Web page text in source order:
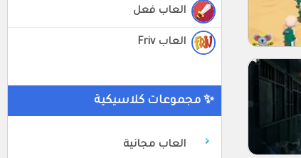
العاب فعل
العاب Friv
✨ مجموعات كلاسيكية
العاب مجانية